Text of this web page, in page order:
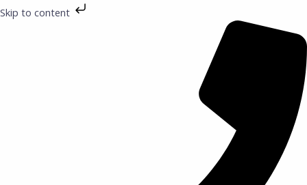
Skip to content
Preskočiť